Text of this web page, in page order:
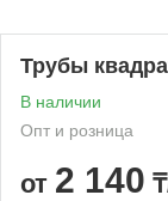
Трубы
В наличии
Опт и розница
от 2 140